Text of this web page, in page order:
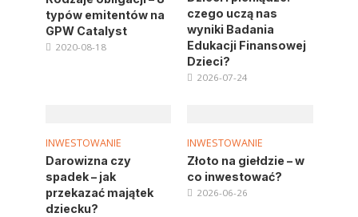
typów emitentów na
GPW Catalyst
2020-08-18
czego uczą nas
wyniki Badania
Edukacji Finansowej
Dzieci?
2026-07-24
INWESTOWANIE
Darowizna czy
spadek – jak
przekazać majątek
dziecku?
INWESTOWANIE
Złoto na giełdzie – w
co inwestować?
2026-06-26